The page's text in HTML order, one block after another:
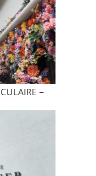
–